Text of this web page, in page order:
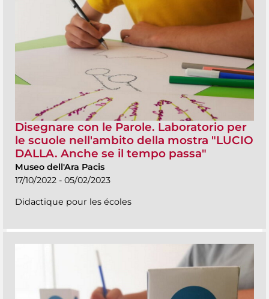
Disegnare con le Parole. Laboratorio per
le scuole nell'ambito della mostra "LUCIO
DALLA. Anche se il tempo passa"
Museo dell'Ara Pacis
17/10/2022 - 05/02/2023
Didactique pour les écoles